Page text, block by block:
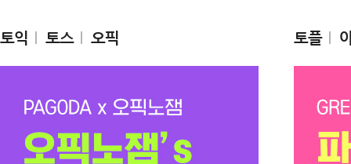
토익 토스 오픽 토플